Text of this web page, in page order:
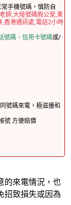
手機號碼，慎防自
師,大陸號碼假公安,東
,香港通訊處,電話2小時
號碼、信用卡號碼或/
號碼來電，極滋擾和
號 方便賠償
的來電情況，也
招致損失或因為